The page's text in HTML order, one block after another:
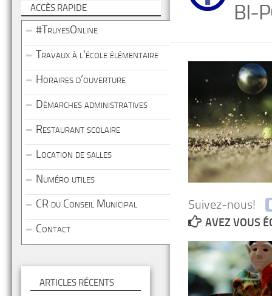
BI-
Suivez-nous!
AVEZ VOUS
ACCÈS RAPIDE
#TruyesOnline
Travaux à l’école élémentaire
Horaires d’ouverture
Démarches administratives
Restaurant scolaire
Location de salles
Numéro utiles
CR du Conseil Municipal
Contact
ARTICLES RÉCENTS